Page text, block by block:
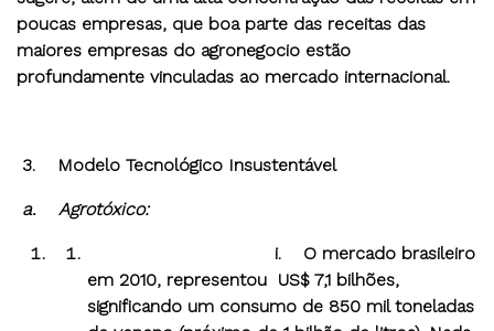
poucas empresas, que boa parte das receitas das
maiores empresas do agronegocio estão
profundamente vinculadas ao mercado internacional.
3. Modelo Tecnológico Insustentável
a. Agrotóxico:
i. O mercado brasileiro
em 2010, representou US$ 7,1 bilhões,
significando um consumo de 850 mil toneladas